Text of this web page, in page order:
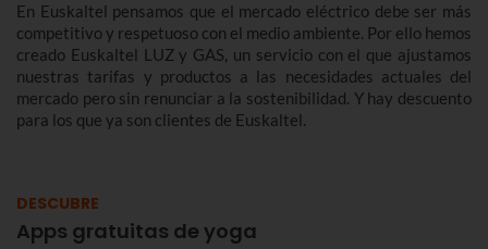
En Euskaltel pensamos que el mercado eléctrico debe ser más
competitivo y respetuoso con el medio ambiente. Por ello hemos
creado Euskaltel LUZ y GAS, un servicio con el que ajustamos
nuestras tarifas y productos a las necesidades actuales del
mercado pero sin renunciar a la sostenibilidad. Y hay descuento
para los que ya son clientes de Euskaltel.
DESCUBRE
Apps gratuitas de yoga